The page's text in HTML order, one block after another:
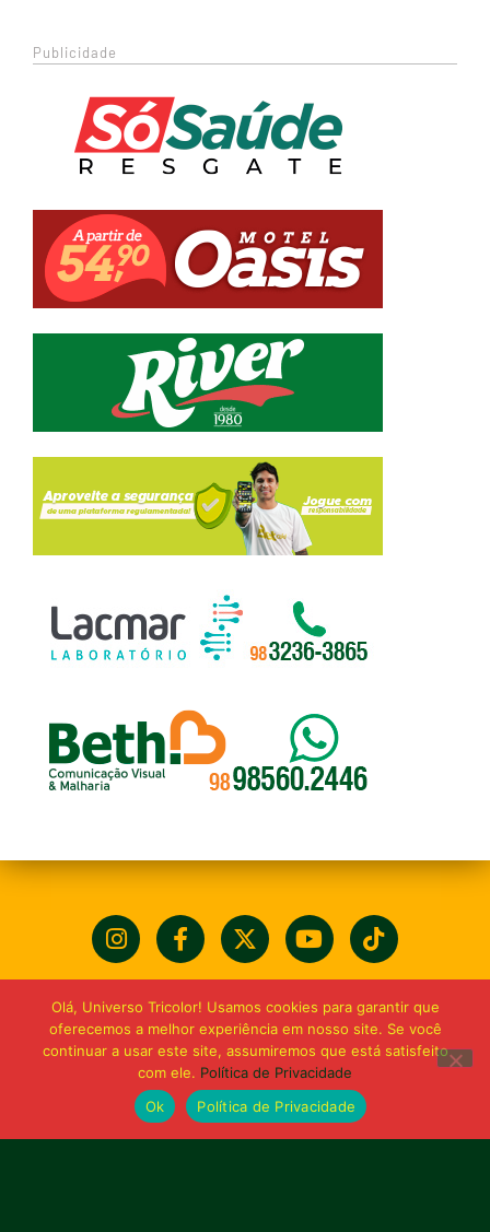
Publicidade
Olá, Universo Tricolor! Usamos cookies para garantir que
oferecemos a melhor experiência em nosso site. Se você
continuar a usar este site, assumiremos que está satisfeito
com ele. Política de Privacidade
Ok
Política de Privacidade